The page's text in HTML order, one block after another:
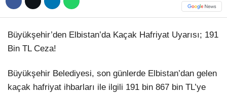
Büyükşehir’den Elbistan’da Kaçak Hafriyat Uyarısı; 191
Bin TL Ceza!
Büyükşehir Belediyesi, son günlerde Elbistan’dan gelen
kaçak hafriyat ihbarları ile ilgili 191 bin 867 bin TL’ye